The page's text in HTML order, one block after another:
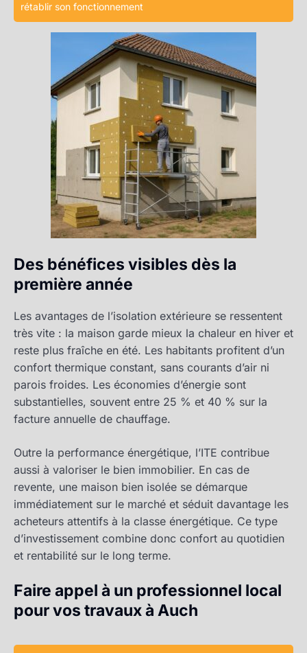
rétablir son fonctionnement
Des bénéfices visibles dès la
première année
Les avantages de l’isolation extérieure se ressentent
très vite : la maison garde mieux la chaleur en hiver et
reste plus fraîche en été. Les habitants profitent d’un
confort thermique constant, sans courants d’air ni
parois froides. Les économies d’énergie sont
substantielles, souvent entre 25 % et 40 % sur la
facture annuelle de chauffage.
Outre la performance énergétique, l’ITE contribue
aussi à valoriser le bien immobilier. En cas de
revente, une maison bien isolée se démarque
immédiatement sur le marché et séduit davantage les
acheteurs attentifs à la classe énergétique. Ce type
d’investissement combine donc confort au quotidien
et rentabilité sur le long terme.
Faire appel à un professionnel local
pour vos travaux à Auch